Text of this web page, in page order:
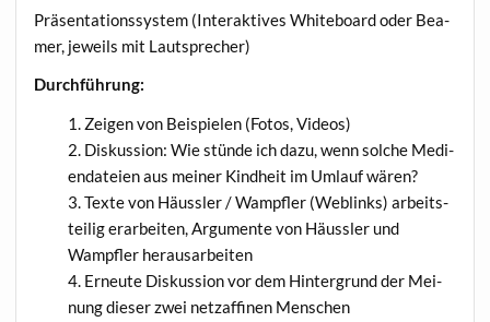
Prä­sen­ta­ti­ons­sys­tem (Inter­ak­ti­ves White­board oder Bea­
mer, jeweils mit Lautsprecher)
Durch­füh­rung:
Zei­gen von Bei­spie­len (Fotos, Videos)
Dis­kus­si­on: Wie stün­de ich dazu, wenn sol­che Medi­
en­da­tei­en aus mei­ner Kind­heit im Umlauf wären?
Tex­te von Häuss­ler / Wampf­ler (Web­links) arbeits­
tei­lig erar­bei­ten, Argu­men­te von Häuss­ler und
Wampf­ler herausarbeiten
Erneu­te Dis­kus­si­on vor dem Hin­ter­grund der Mei­
nung die­ser zwei netz­af­fi­nen Menschen